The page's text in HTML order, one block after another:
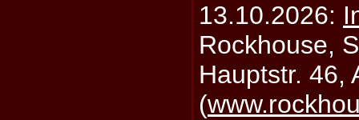
13.10.2026:
Rockhouse,
Hauptstr. 46,
(